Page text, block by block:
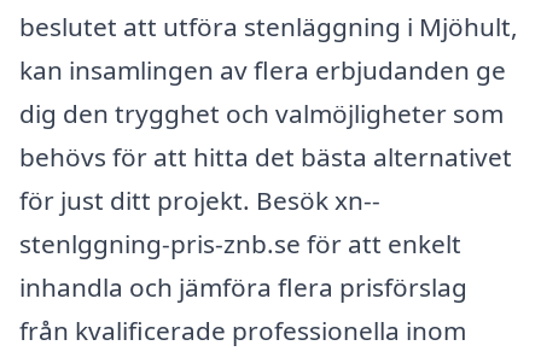
beslutet att utföra stenläggning i Mjöhult,
kan insamlingen av flera erbjudanden ge
dig den trygghet och valmöjligheter som
behövs för att hitta det bästa alternativet
för just ditt projekt. Besök xn--
stenlggning-pris-znb.se för att enkelt
inhandla och jämföra flera prisförslag
från kvalificerade professionella inom